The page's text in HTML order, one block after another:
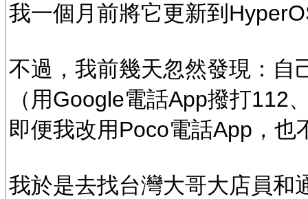
我一個月前將它更新到
不過，我前幾天忽然發現：自
（用Google電話App撥打112
即便我改用Poco電話App，也
我於是去找台灣大哥大店員和